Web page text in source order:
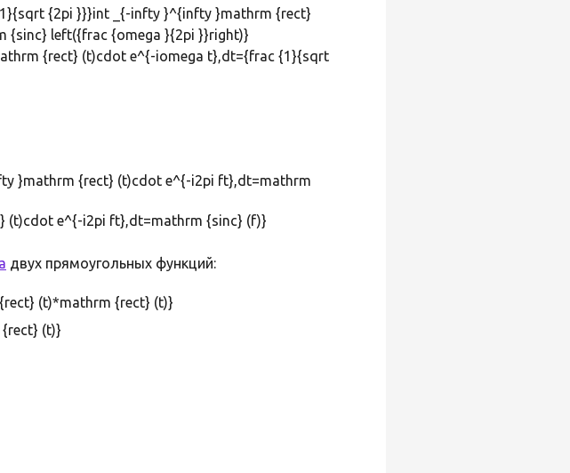
{2pi }}}int _{-infty }^{infty }mathrm {rect}
left({frac {omega }{2pi }}right)}
}mathrm {rect} (t)cdot e^{-i2pi ft},dt=mathrm
двух прямоугольных функций:
(t)*mathrm {rect} (t)}